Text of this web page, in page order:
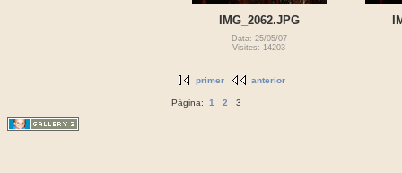
IMG_2062.JPG
Data: 25/05/07
Visites: 14203
primer anterior
Pàgina: 1 2 3